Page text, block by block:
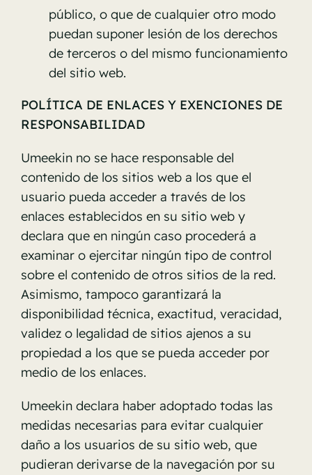
público, o que de cualquier otro modo
puedan suponer lesión de los derechos
de terceros o del mismo funcionamiento
del sitio web.
POLÍTICA DE ENLACES Y EXENCIONES DE
RESPONSABILIDAD
Umeekin no se hace responsable del
contenido de los sitios web a los que el
usuario pueda acceder a través de los
enlaces establecidos en su sitio web y
declara que en ningún caso procederá a
examinar o ejercitar ningún tipo de control
sobre el contenido de otros sitios de la red.
Asimismo, tampoco garantizará la
disponibilidad técnica, exactitud, veracidad,
validez o legalidad de sitios ajenos a su
propiedad a los que se pueda acceder por
medio de los enlaces.
Umeekin declara haber adoptado todas las
medidas necesarias para evitar cualquier
daño a los usuarios de su sitio web, que
pudieran derivarse de la navegación por su